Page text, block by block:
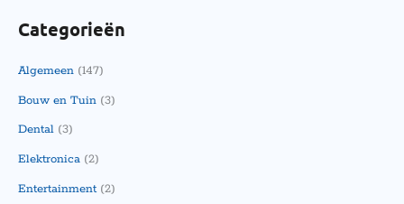
Categorieën
Algemeen (147)
Bouw en Tuin (3)
Dental (3)
Elektronica (2)
Entertainment(2)